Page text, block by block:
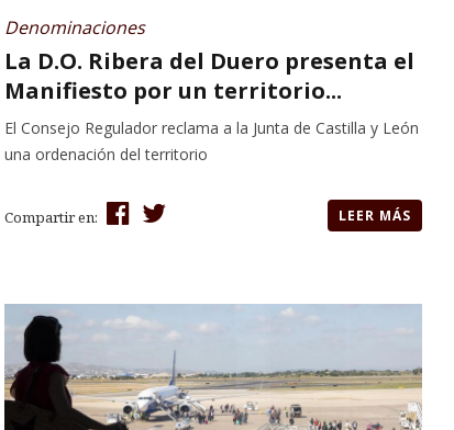
Denominaciones
La D.O. Ribera del Duero presenta el
Manifiesto por un territorio...
El Consejo Regulador reclama a la Junta de Castilla y León
una ordenación del territorio
Compartir en: LEER MÁS